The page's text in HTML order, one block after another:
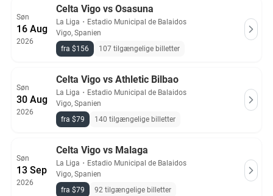
Søn
16 Aug
2026
Celta Vigo vs Osasuna
La Liga ・ Estadio Municipal de Balaidos
Vigo, Spanien
fra $156
107 tilgængelige billetter
Søn
30 Aug
2026
Celta Vigo vs Athletic Bilbao
La Liga ・ Estadio Municipal de Balaidos
Vigo, Spanien
fra $79
140 tilgængelige billetter
Søn
13 Sep
2026
Celta Vigo vs Malaga
La Liga ・ Estadio Municipal de Balaidos
Vigo, Spanien
fra $79
92 tilgængelige billetter